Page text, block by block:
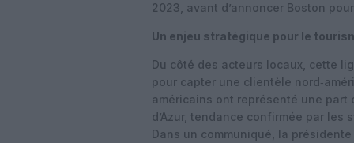
2023, avant d’annoncer Boston
Un enjeu stratégique pour le
Du côté des acteurs locaux, cette
pour capter une clientèle
américains ont représenté une
d’Azur, tendance confirmée par
Dans un communiqué, la présidente